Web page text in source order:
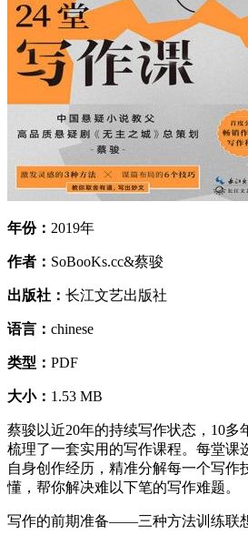
年份： 2019年
作者： SoBooKs.cc&蔡骏
出版社： 长江文艺出版社
语言： chinese
类型： PDF
大小： 1.53 MB
蔡骏以近20年的持续写作状态，10多
梳理了一套实用的写作课程。每堂课
自身创作经历，精准分解每一个写作
懂，帮你解决难以下笔的写作难题。
写作的前期准备——三种方法训练联